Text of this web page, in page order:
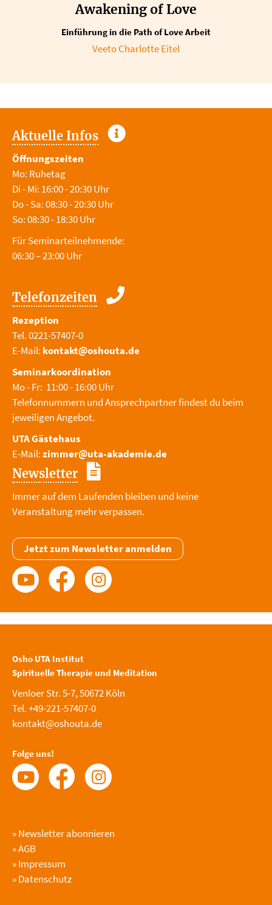
Awakening of Love
Einführung in die Path of Love Arbeit
Veeto Charlotte Eitel
Aktuelle Infos
Öffnungszeiten
Mo: Ruhetag
Di - Mi: 16:00 - 20:30 Uhr
Do - Sa: 08:30 - 20:30 Uhr
So: 08:30 - 18:30 Uhr
Für Seminarteilnehmende:
06:30 – 23:00 Uhr
Telefonzeiten
Rezeption
Tel. 0221-57407-0
E-Mail: kontakt@oshouta.de
Seminarkoordination
Mo - Fr: 11:00 - 16:00 Uhr
Telefonnummern und Ansprechpartner findest du beim
jeweiligen Angebot.
UTA Gästehaus
E-Mail:zimmer@uta-akademie.de
Newsletter
Immer auf dem Laufenden bleiben und keine
Veranstaltung mehr verpassen.
Jetzt zum Newsletter anmelden
Osho UTA Institut
Spirituelle Therapie und Meditation
Venloer Str. 5-7, 50672 Köln
Tel. +49-221-57407-0
kontakt@oshouta.de
Folge uns!
»Newsletter abonnieren
»AGB
»Impressum
»Datenschutz